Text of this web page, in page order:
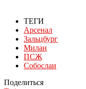
ТЕГИ
Арсенал
Зальцбург
Милан
ПСЖ
Собослаи
Поделиться